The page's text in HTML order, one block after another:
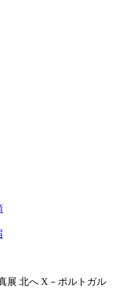
展 北へ X－ポルトガル